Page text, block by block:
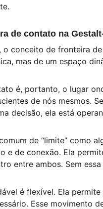
de contato na
o conceito de fronteira
mas de um espaço
é, portanto, o lugar
de nós mesmos.
decisão, ela está
de “limite” como
e de conexão. Ela
entre ambos. Sem
é flexível. Ela
Esse movimento